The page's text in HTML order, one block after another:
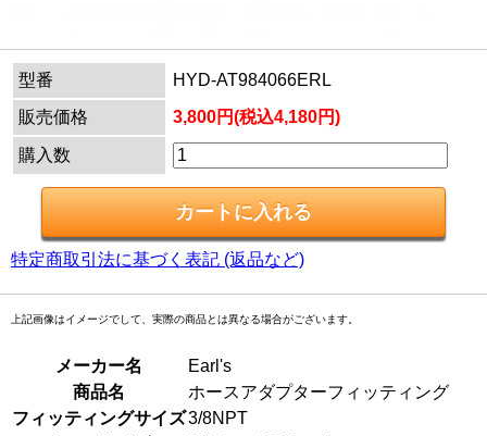
型番
HYD-AT984066ERL
販売価格
3,800円(税込4,180円)
購入数
特定商取引法に基づく表記 (返品など)
上記画像はイメージでして、実際の商品とは異なる場合がございます。
メーカー名
Earl's
商品名
ホースアダプターフィッティング
フィッティングサイズ3/8NPT